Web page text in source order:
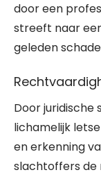
door een
streeft naar
geleden
Door
lichamelijk
en erkenning
slachtoffers de